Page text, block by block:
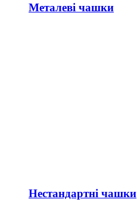
Металеві чашки
Нестандартні чашки